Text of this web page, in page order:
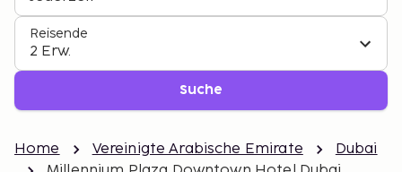
Reisende
2 Erw.
Suche
Home Vereinigte Arabische Emirate
Dubai